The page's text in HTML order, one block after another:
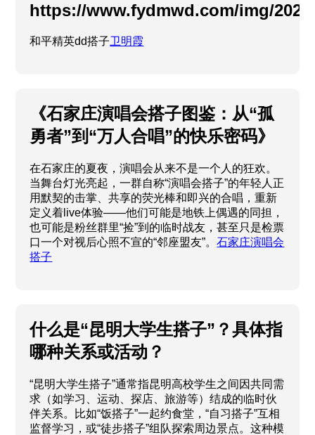
https://www.fydmwd.com/img/
和平精英dd搭子卫明霞
《石家庄演唱会搭子图鉴：从“孤
勇者”到“万人合唱”的快乐密码》
在石家庄的夏夜，演唱会从来不是一个人的狂欢。
当舞台灯光亮起，一群自称“演唱会搭子”的年轻人正
用默契的击掌、共享的荧光棒和即兴的合唱，重新
定义着live体验——他们可能是地铁上偶遇的同担，
也可能是粉丝群里“捡”到的临时战友，甚至只是检票
口一个对视后心照不宣的“邻座盟友”。石家庄演唱会
搭子
什么是“昆明大学生搭子”？具体指
哪种关系或活动？
“昆明大学生搭子”通常指昆明高校学生之间因共同需
求（如学习、运动、探店、旅游等）结成的临时伙
伴关系。比如“饭搭子”一起约食堂，“自习搭子”互相
监督学习，或“徒步搭子”组队探索周边景点。这种模